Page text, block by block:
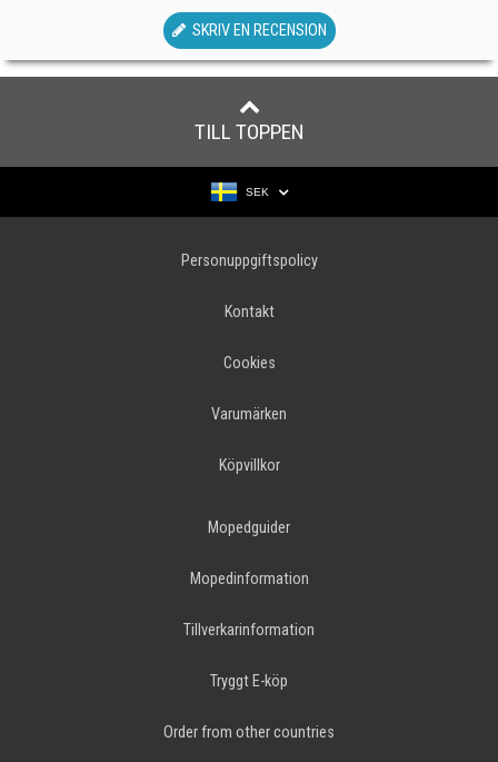
SKRIV EN RECENSION
TILL TOPPEN
SEK
Personuppgiftspolicy
Kontakt
Cookies
Varumärken
Köpvillkor
Mopedguider
Mopedinformation
Tillverkarinformation
Tryggt E-köp
Order from other countries